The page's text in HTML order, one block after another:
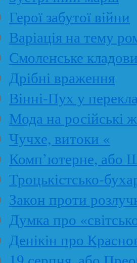
Герої забутої війни
Варіація на тему
Смоленське
Дрібні враження
Вінні-Пух у
Мода на російські
Чучхе, витоки «
Комп’ютерне, або
Троцькістсько-
Закон проти
Думка про
Денікін про